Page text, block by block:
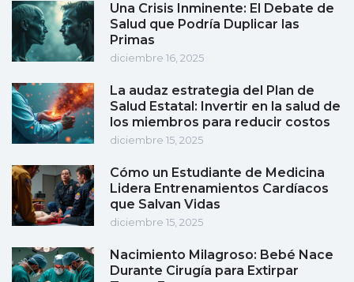
Una Crisis Inminente: El Debate de
Salud que Podría Duplicar las
Primas
diciembre 16, 2025
La audaz estrategia del Plan de
Salud Estatal: Invertir en la salud de
los miembros para reducir costos
diciembre 15, 2025
Cómo un Estudiante de Medicina
Lidera Entrenamientos Cardíacos
que Salvan Vidas
diciembre 15, 2025
Nacimiento Milagroso: Bebé Nace
Durante Cirugía para Extirpar